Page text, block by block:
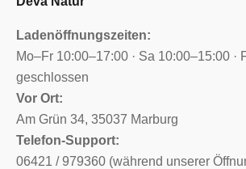
Ladenöffnungszeiten:
Mo–Fr 10:00–17:00 · Sa 10:00–15:00 ·
geschlossen
Vor Ort:
Am Grün 34, 35037 Marburg
Telefon-Support:
06421 / 979360 (während unserer